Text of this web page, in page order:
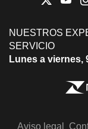
NUESTROS
SERVICIO
Lunes a viernes,
Aviso legal